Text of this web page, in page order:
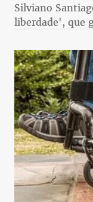
Silviano
liberdade', que